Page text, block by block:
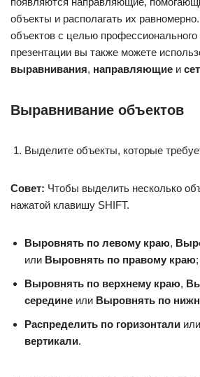
объекты и располагать их
объектов с целью
презентации вы также можете
выравнивания, направляющие и
Выравнивание объектов
Выделите объекты, которые
Совет: Чтобы выделить несколько
нажатой клавишу SHIFT.
Выровнять по левому краю,
или Выровнять по правому краю;
Выровнять по верхнему краю,
середине или Выровнять по
Распределить по горизонтали или
вертикали.